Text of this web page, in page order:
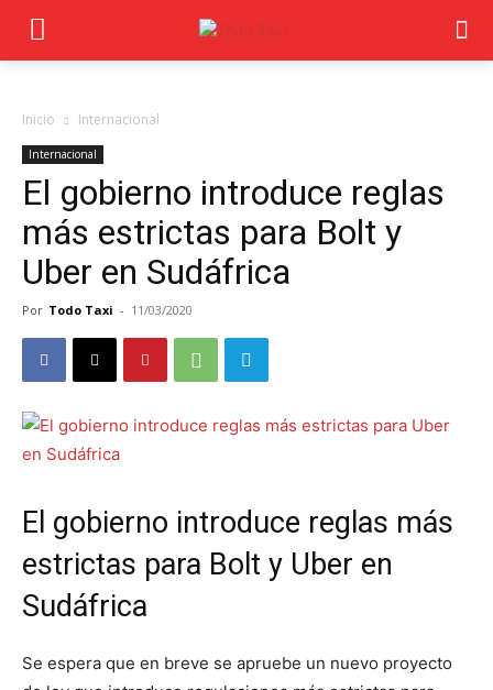
Inicio Internacional
Internacional
El gobierno introduce reglas
más estrictas para Bolt y
Uber en Sudáfrica
Por Todo Taxi - 11/03/2020
El gobierno introduce reglas más
estrictas para Bolt y Uber en
Sudáfrica
Se espera que en breve se apruebe un nuevo proyecto